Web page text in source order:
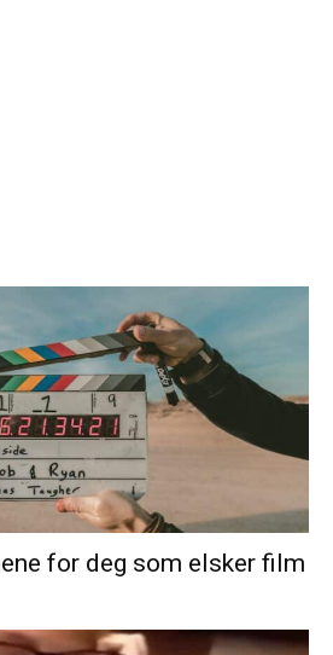
for deg som elsker film